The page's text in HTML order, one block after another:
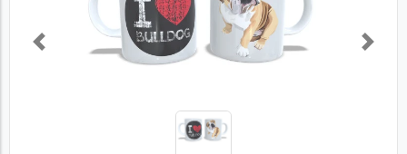
Previous Next